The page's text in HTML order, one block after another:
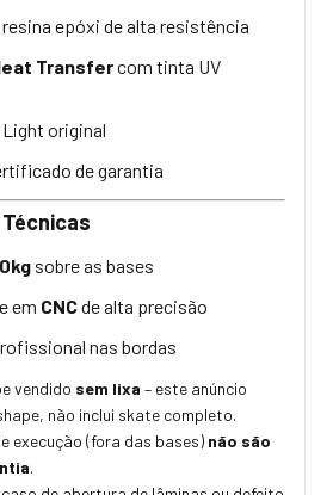
epóxi de alta resistência
Transfercom tinta UV
original
de garantia
sobre as bases
em CNCde alta precisão
nas bordas
vendido sem lixa – este anúncio
não inclui skate completo.
execução (fora das bases) não são
.